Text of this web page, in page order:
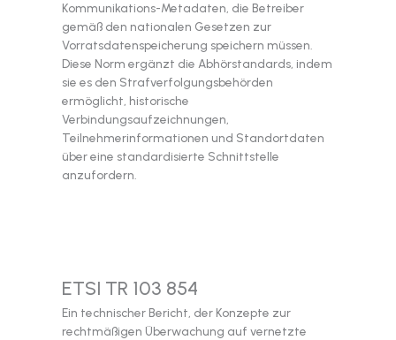
Kommunikations-Metadaten, die Betreiber
gemäß den nationalen Gesetzen zur
Vorratsdatenspeicherung speichern müssen.
Diese Norm ergänzt die Abhörstandards, indem
sie es den Strafverfolgungsbehörden
ermöglicht, historische
Verbindungsaufzeichnungen,
Teilnehmerinformationen und Standortdaten
über eine standardisierte Schnittstelle
anzufordern.
ETSI TR 103 854
Ein technischer Bericht, der Konzepte zur
rechtmäßigen Überwachung auf vernetzte